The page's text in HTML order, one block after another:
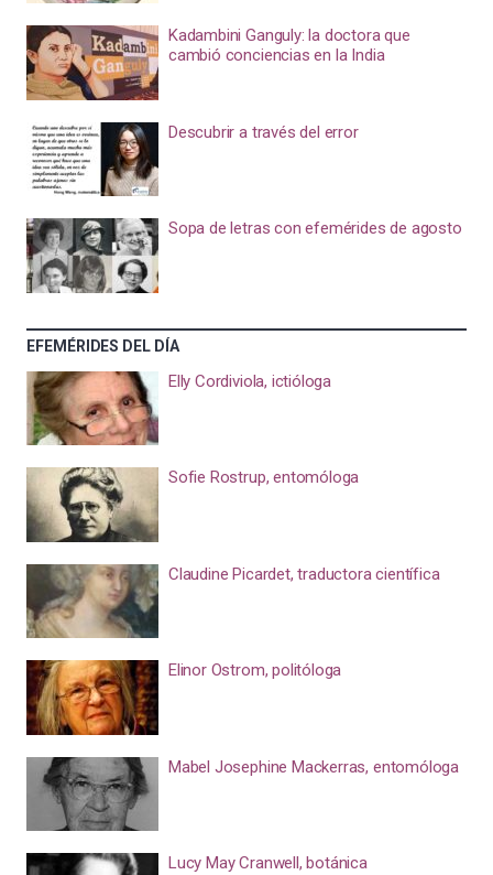
Kadambini Ganguly: la doctora que
cambió conciencias en la India
Descubrir a través del error
Sopa de letras con efemérides de agosto
EFEMÉRIDES DEL DÍA
Elly Cordiviola, ictióloga
Sofie Rostrup, entomóloga
Claudine Picardet, traductora científica
Elinor Ostrom, politóloga
Mabel Josephine Mackerras, entomóloga
Lucy May Cranwell, botánica